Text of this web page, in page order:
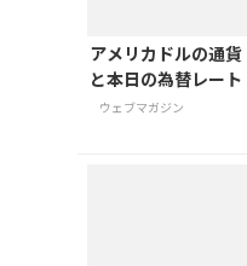
アメリカドルの通貨
と本日の為替レート
ウェブマガジン